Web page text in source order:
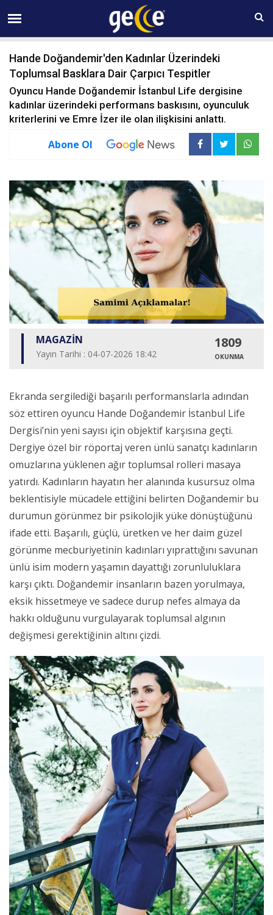
07 AĞUSTOS Cuma 12:43
Hande Doğandemir'den Kadınlar Üzerindeki
Toplumsal Basklara Dair Çarpıcı Tespitler
Oyuncu Hande Doğandemir İstanbul Life dergisine
kadınlar üzerindeki performans baskısını, oyunculuk
kriterlerini ve Emre İzer ile olan ilişkisini anlattı.
Abone Ol
MAGAZİN
Yayın Tarihi : 04-07-2026 18:42
1809
OKUNMA
Ekranda sergilediği başarılı performanslarla adından
söz ettiren oyuncu Hande Doğandemir İstanbul Life
Dergisi’nin yeni sayısı için objektif karşısına geçti.
Dergiye özel bir röportaj veren ünlü sanatçı kadınların
omuzlarına yüklenen ağır toplumsal rolleri masaya
yatırdı. Kadınların hayatın her alanında kusursuz olma
beklentisiyle mücadele ettiğini belirten Doğandemir bu
durumun görünmez bir psikolojik yüke dönüştüğünü
ifade etti. Başarılı, güçlü, üretken ve her daim güzel
görünme mecburiyetinin kadınları yıprattığını savunan
ünlü isim modern yaşamın dayattığı zorunluluklara
karşı çıktı. Doğandemir insanların bazen yorulmaya,
eksik hissetmeye ve sadece durup nefes almaya da
hakkı olduğunu vurgulayarak toplumsal algının
değişmesi gerektiğinin altını çizdi.